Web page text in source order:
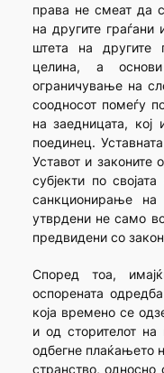
права не смеат да
на другите граѓани
штета на другите
целина, а
ограничување на
соодносот помеѓу
на заедницата, кој
поединец.
Уставот и законите
субјекти по
санкционирање на
утврдени не само
предвидени со
Според тоа,
оспорената
која времено се
и од сторителот
одбегне плаќањето
странство,